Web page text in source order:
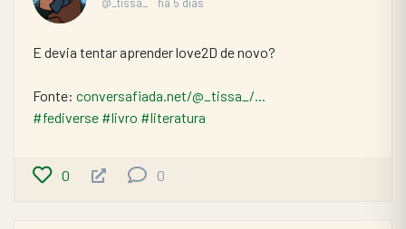
E devia tentar aprender love2D de novo?
Fonte: conversafiada.net/@_tissa_/...
#fediverse #livro #literatura
0 0